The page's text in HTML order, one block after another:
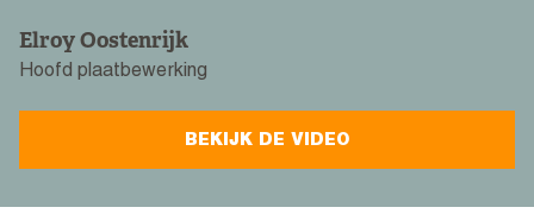
Elroy Oostenrijk
Hoofd plaatbewerking
BEKIJK DE VIDEO